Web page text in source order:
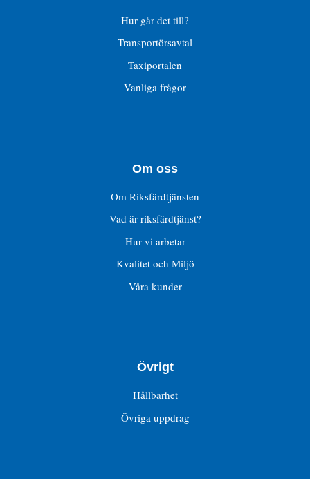
Hur går det till?
Transportörsavtal
Taxiportalen
Vanliga frågor
Om oss
Om Riksfärdtjänsten
Vad är riksfärdtjänst?
Hur vi arbetar
Kvalitet och Miljö
Våra kunder
Övrigt
Hållbarhet
Övriga uppdrag